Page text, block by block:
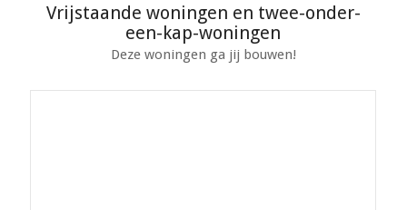
Vrijstaande woningen en twee-onder-
een-kap-woningen
Deze woningen ga jij bouwen!